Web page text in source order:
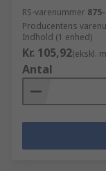
RS-varenummer
Producentens
Indhold (1 enhed)
Kr. 105,92(ekskl.
Antal